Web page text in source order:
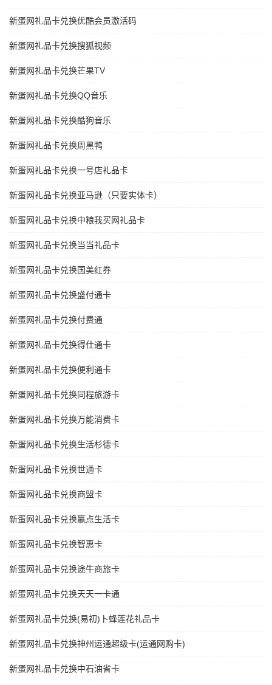
新蛋网礼品卡兑换优酷会员激活码
新蛋网礼品卡兑换搜狐视频
新蛋网礼品卡兑换芒果TV
新蛋网礼品卡兑换QQ音乐
新蛋网礼品卡兑换酷狗音乐
新蛋网礼品卡兑换周黑鸭
新蛋网礼品卡兑换一号店礼品卡
新蛋网礼品卡兑换亚马逊（只要实体卡）
新蛋网礼品卡兑换中粮我买网礼品卡
新蛋网礼品卡兑换当当礼品卡
新蛋网礼品卡兑换国美红券
新蛋网礼品卡兑换盛付通卡
新蛋网礼品卡兑换付费通
新蛋网礼品卡兑换得仕通卡
新蛋网礼品卡兑换便利通卡
新蛋网礼品卡兑换同程旅游卡
新蛋网礼品卡兑换万能消费卡
新蛋网礼品卡兑换生活杉德卡
新蛋网礼品卡兑换世通卡
新蛋网礼品卡兑换商盟卡
新蛋网礼品卡兑换赢点生活卡
新蛋网礼品卡兑换智惠卡
新蛋网礼品卡兑换途牛商旅卡
新蛋网礼品卡兑换天天一卡通
新蛋网礼品卡兑换(易初)卜蜂莲花礼品卡
新蛋网礼品卡兑换神州运通超级卡(运通网购卡)
新蛋网礼品卡兑换中石油省卡